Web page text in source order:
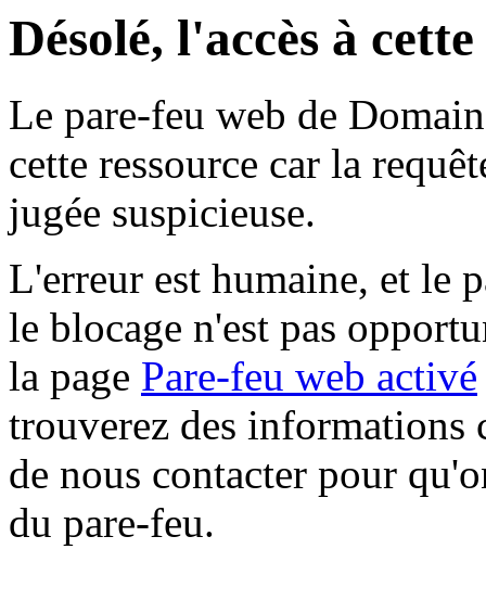
Désolé, l'accès à
Le pare-feu web de
cette ressource car la
jugée suspicieuse.
L'erreur est humaine, et le
le blocage n'est pas
la page Pare-feu web activé
trouverez des informations
de nous contacter pour
du pare-feu.